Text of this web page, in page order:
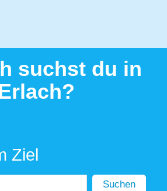
suchst du in
Ziel
Suchen